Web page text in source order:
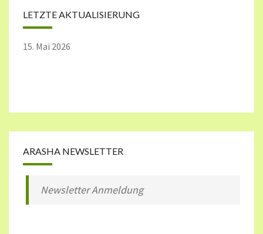
LETZTE AKTUALISIERUNG
15. Mai 2026
ARASHA NEWSLETTER
Newsletter Anmeldung